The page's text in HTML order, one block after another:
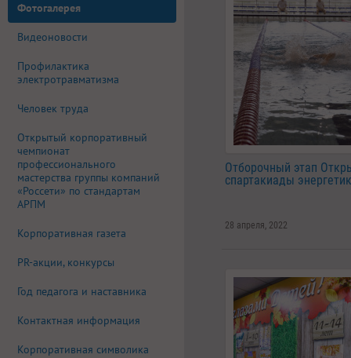
Отборочный этап
спартакиады
28 апреля, 2022
Фотогалерея
Видеоновости
Профилактика
электротравматизма
Человек труда
Открытый корпоративный
чемпионат
профессионального
мастерства группы компаний
«Россети» по стандартам
АРПМ
Корпоративная газета
PR-акции, конкурсы
Год педагога и наставника
Контактная информация
Корпоративная символика